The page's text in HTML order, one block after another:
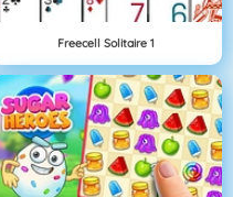
Freecell Solitaire 1